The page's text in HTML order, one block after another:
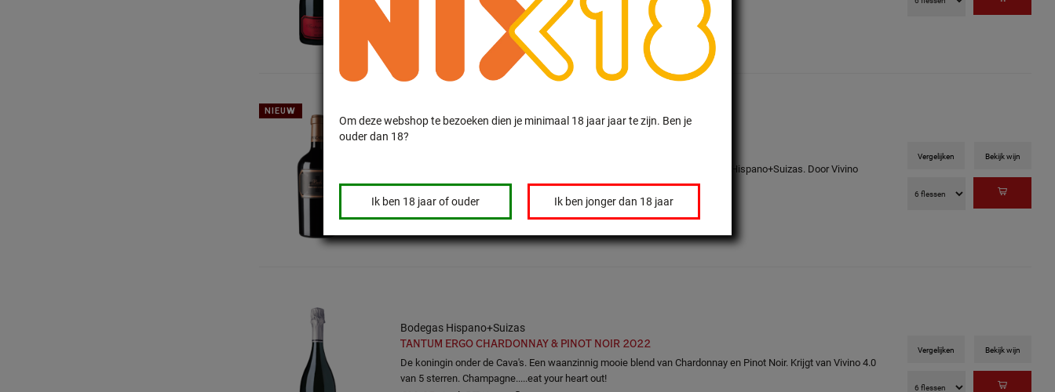
Om deze webshop te bezoeken dien je minimaal 18 jaar jaar te zijn. Ben je
ouder dan 18?
Ik ben 18 jaar of ouder Ik ben jonger dan 18 jaar
Incl. BTW
per fles
per fles
NIEUW
Bodegas Hispano+Suizas
Een prachtige 100% Bobal! Een topwijn (D.O.P. Utiel Requena) van Bodegas Hispano+Suizas. Door Vivino
beloond met 4.2 uit 5 sterren.
€29.50 Incl. BTW
€24.38 Excl. BTW per fles
Vergelijken Bekijk wijn
Bodegas Hispano+Suizas
TANTUM ERGO CHARDONNAY & PINOT NOIR 2022
De koningin onder de Cava's. Een waanzinnig mooie blend van Chardonnay en Pinot Noir. Krijgt van Vivino 4.0
van 5 sterren. Champagne.....eat your heart out!
Vergelijken Bekijk wijn